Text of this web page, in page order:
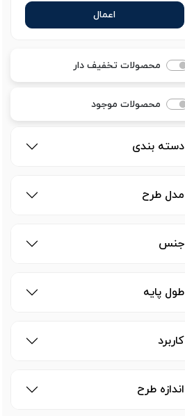
اعمال
محصولات تخفیف دار
محصولات موجود
دسته بندی
مدل طرح
جنس
طول پایه
کاربرد
اندازه طرح